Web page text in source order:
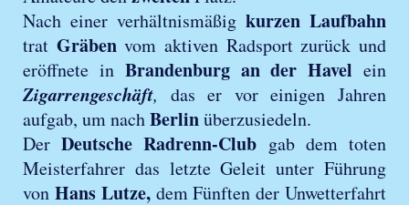
Nach einer verhältnismäßig kurzen Laufbahn
trat Gräbenvom aktiven Radsport zurück und
eröffnete in Brandenburg an der Havel ein
Zigarrengeschäft, das er vor einigen Jahren
aufgab, um nachBerlinüberzusiedeln.
DerDeutsche Radrenn-Club gab dem toten
Meisterfahrer das letzte Geleit unter Führung
von Hans Lutze,dem Fünften der Unwetterfahrt